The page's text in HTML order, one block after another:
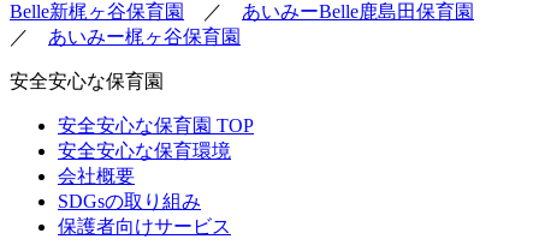
Belle新梶ヶ谷保育園
／ あいみーBelle鹿島田保育園
／ あいみー梶ヶ谷保育園
安全安心な保育園
安全安心な保育園 TOP
安全安心な保育環境
会社概要
SDGsの取り組み
保護者向けサービス